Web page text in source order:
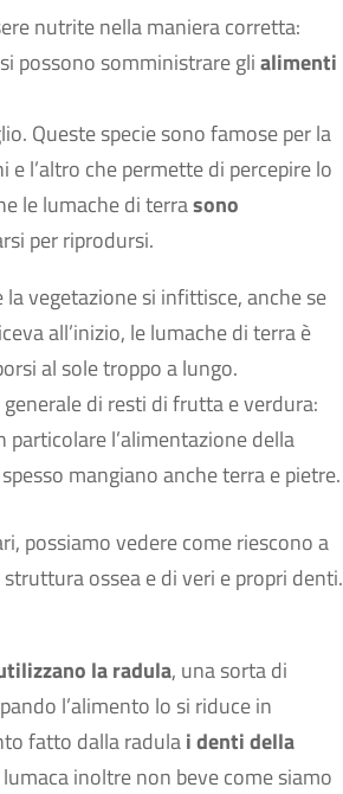
nutrite nella maniera corretta:
possono somministrare glialimenti
Queste specie sono famose per la
l’altro che permette di percepire lo
le lumache di terrasono
per riprodursi.
vegetazione si infittisce, anche se
all’inizio, le lumache di terra è
al sole troppo a lungo.
di resti di frutta e verdura:
l’alimentazione della
mangiano anche terra e pietre.
possiamo vedere come riescono a
ossea e di veri e propri denti.
la radula, una sorta di
l’alimento lo si riduce in
fatto dalla radulai denti della
inoltre non beve come siamo